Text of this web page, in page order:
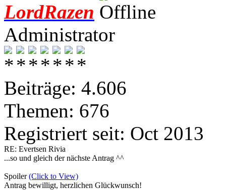
LordRazen
Administrator
Beiträge: 4.606
Themen: 676
Registriert seit: Oct 2013
RE: Evertsen Rivia
...so und gleich der nächste Antrag ^^
Spoiler(Click to View)
Antrag bewilligt, herzlichen Glückwunsch!